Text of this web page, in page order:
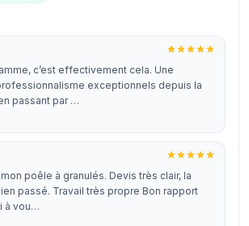
c’est effectivement cela. Une
exceptionnels depuis la
passant par …
poêle à granulés. Devis très clair, la
passé. Travail très propre Bon rapport
à vou…